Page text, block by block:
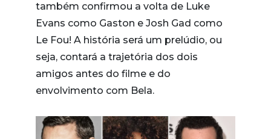
também confirmou a volta de Luke
Evans como Gaston e Josh Gad como
Le Fou! A história será um prelúdio, ou
seja, contará a trajetória dos dois
amigos antes do filme e do
envolvimento com Bela.